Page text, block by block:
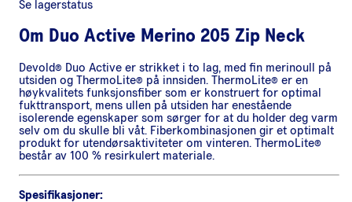
Se lagerstatus
Om Duo Active Merino 205 Zip Neck
Devold® Duo Active er strikket i to lag, med fin merinoull på
utsiden og ThermoLite® på innsiden. ThermoLite® er en
høykvalitets funksjonsfiber som er konstruert for optimal
fukttransport, mens ullen på utsiden har enestående
isolerende egenskaper som sørger for at du holder deg varm
selv om du skulle bli våt. Fiberkombinasjonen gir et optimalt
produkt for utendørsaktiviteter om vinteren. ThermoLite®
består av 100 % resirkulert materiale.
Spesifikasjoner: